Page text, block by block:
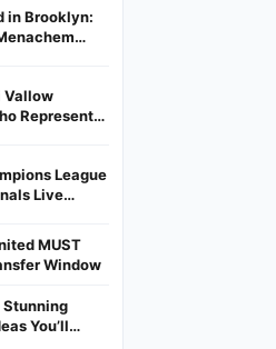
in Brooklyn:
Dumpster
Vallow
Represents
League
Live
To Watch
MUST
Window
Stunning
You’ll